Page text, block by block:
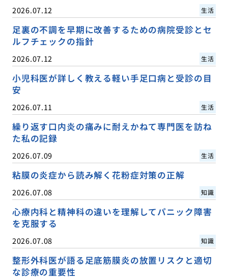
2026.07.12 生活
足裏の不調を早期に改善するための病院受診とセ
ルフチェックの指針
2026.07.12 生活
小児科医が詳しく教える軽い手足口病と受診の目
安
2026.07.11 生活
繰り返す口内炎の痛みに耐えかねて専門医を訪ね
た私の記録
2026.07.09 生活
粘膜の炎症から読み解く花粉症対策の正解
2026.07.08 知識
心療内科と精神科の違いを理解してパニック障害
を克服する
2026.07.08 知識
整形外科医が語る足底筋膜炎の放置リスクと適切
な診療の重要性